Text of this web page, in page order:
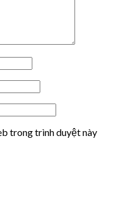
trong trình duyệt này